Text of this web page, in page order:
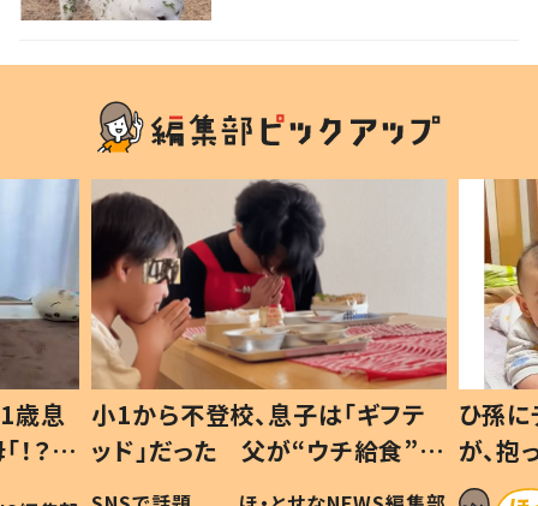
歳息
？」
小1から不登校、息子は「ギフテ
ッド」だった 父が“ウチ給食”を
作り続ける理由とは #令和の親
ひ孫
が、
「涙が